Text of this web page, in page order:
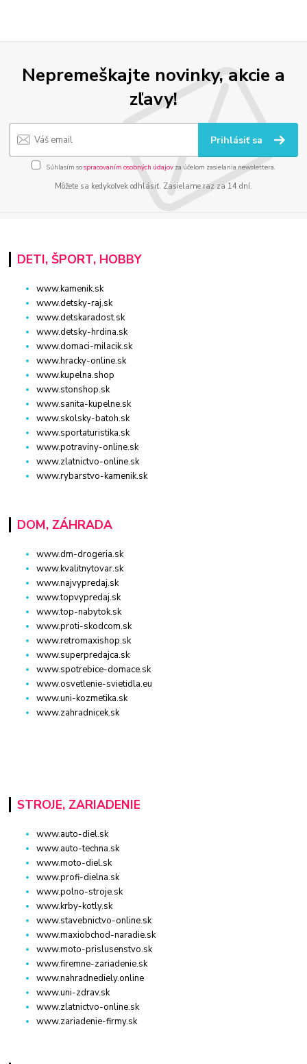
Nepremeškajte novinky, akcie a
zľavy!
Prihlásiť sa
Súhlasím sospracovaním osobných údajov za účelom zasielania newslettera.
Môžete sa kedykoľvek odhlásiť. Zasielame raz za 14 dní.
DETI, ŠPORT, HOBBY
www.kamenik.sk
www.detsky-raj.sk
www.detskaradost.sk
www.detsky-hrdina.sk
www.domaci-milacik.sk
www.hracky-online.sk
www.kupelna.shop
www.stonshop.sk
www.sanita-kupelne.sk
www.skolsky-batoh.sk
www.sportaturistika.sk
www.potraviny-online.sk
www.zlatnictvo-online.sk
www.rybarstvo-kamenik.sk
DOM, ZÁHRADA
www.dm-drogeria.sk
www.kvalitnytovar.sk
www.najvypredaj.sk
www.topvypredaj.sk
www.top-nabytok.sk
www.proti-skodcom.sk
www.retromaxishop.sk
www.superpredajca.sk
www.spotrebice-domace.sk
www.osvetlenie-svietidla.eu
www.uni-kozmetika.sk
www.zahradnicek.sk
STROJE, ZARIADENIE
www.auto-diel.sk
www.auto-techna.sk
www.moto-diel.sk
www.profi-dielna.sk
www.polno-stroje.sk
www.krby-kotly.sk
www.stavebnictvo-online.sk
www.maxiobchod-naradie.sk
www.moto-prislusenstvo.sk
www.firemne-zariadenie.sk
www.nahradnediely.online
www.uni-zdrav.sk
www.zlatnictvo-online.sk
www.zariadenie-firmy.sk